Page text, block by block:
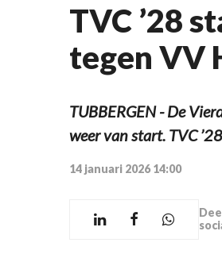
TVC ’28
tegen VV
TUBBERGEN - De
weer van start. TVC
14 januari 2026 14:00